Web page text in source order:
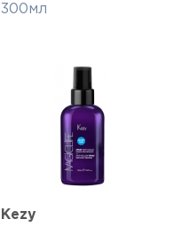
300мл
Kezy